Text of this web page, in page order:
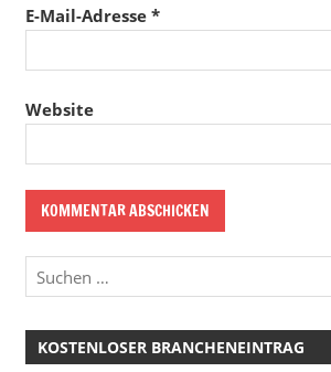
E-Mail-Adresse *
Website
KOSTENLOSER BRANCHENEINTRAG